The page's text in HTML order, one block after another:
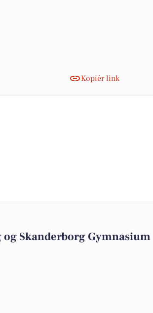
Kopiér link
Skanderborg Gymnasium